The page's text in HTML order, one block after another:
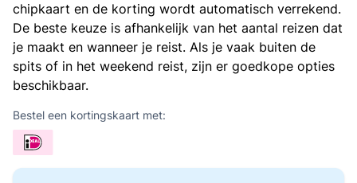
chipkaart en de korting wordt automatisch verrekend.
De beste keuze is afhankelijk van het aantal reizen dat
je maakt en wanneer je reist. Als je vaak buiten de
spits of in het weekend reist, zijn er goedkope opties
beschikbaar.
Bestel een kortingskaart met: